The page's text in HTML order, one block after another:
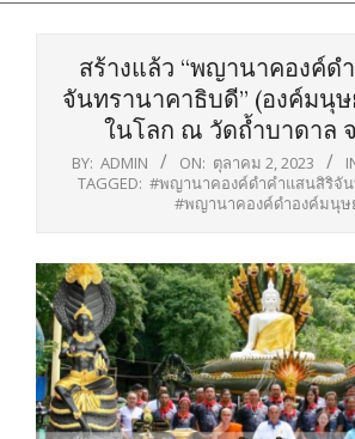
สร้างแล้ว “พญานาคองค์ด
จันทรานาคาธิบดี” (องค์มนุษ
ในโลก ณ วัดถ้ำบาดาล
BY: ADMIN ON: ตุลาคม 2, 2023
TAGGED: #พญานาคองค์ดำคำแสนสิริจั
#พญานาคองค์ดำองค์มนุษ